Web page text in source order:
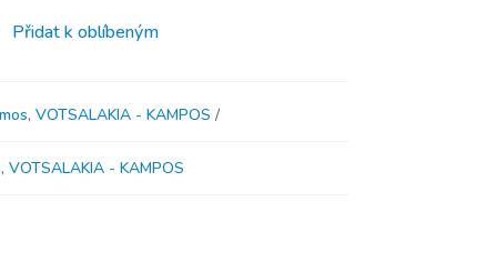
Přidat k oblíbeným
, VOTSALAKIA - KAMPOS
, VOTSALAKIA - KAMPOS